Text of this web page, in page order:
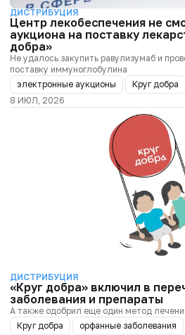
ДИСТРИБУЦИЯ
Центр лекобеспечения не
аукциона на поставку
добра»
Не удалось закупить равулизумаб и
поставку иммуноглобулина
электронные аукционы
Круг добра
8 ИЮЛ, 2026
ДИСТРИБУЦИЯ
«Круг добра» включил в
заболевания и препараты
А также одобрил еще один метод
Круг добра
орфанные заболевания